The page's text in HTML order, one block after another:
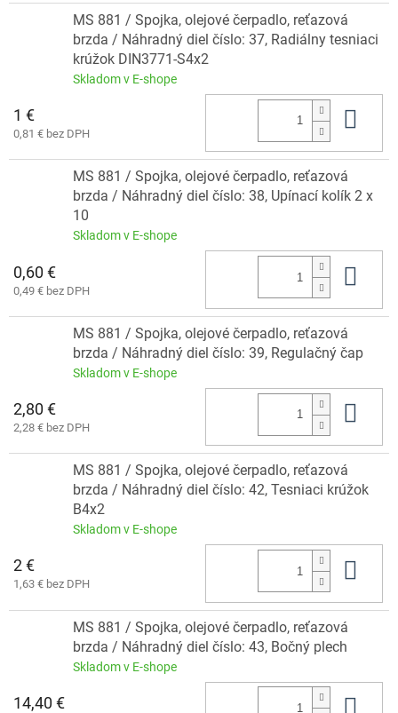
MS 881 / Spojka, olejové čerpadlo, reťazová
brzda / Náhradný diel číslo: 37, Radiálny tesniaci
krúžok DIN3771-S4x2
Skladom v E-shope
1 €
0,81 € bez DPH
MS 881 / Spojka, olejové čerpadlo, reťazová
brzda / Náhradný diel číslo: 38, Upínací kolík 2 x
10
Skladom v E-shope
0,60 €
0,49 € bez DPH
MS 881 / Spojka, olejové čerpadlo, reťazová
brzda / Náhradný diel číslo: 39, Regulačný čap
Skladom v E-shope
2,80 €
2,28 € bez DPH
MS 881 / Spojka, olejové čerpadlo, reťazová
brzda / Náhradný diel číslo: 42, Tesniaci krúžok
B4x2
Skladom v E-shope
2 €
1,63 € bez DPH
MS 881 / Spojka, olejové čerpadlo, reťazová
brzda / Náhradný diel číslo: 43, Bočný plech
Skladom v E-shope
14,40 €